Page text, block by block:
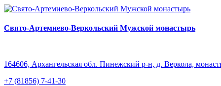
Свято-Артемиево-Веркольский Мужской монастырь
164606, Архангельская обл. Пинежский р-н, д. Веркола,
+7 (81856) 7-41-30